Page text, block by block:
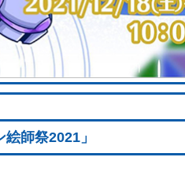
絵師祭2021」